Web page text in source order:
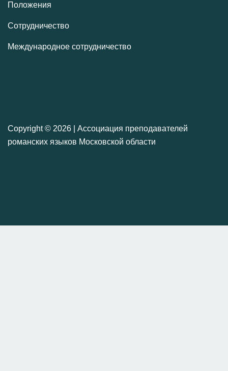
Положения
Сотрудничество
Международное сотрудничество
Copyright © 2026 | Ассоциация преподавателей
романских языков Московской области